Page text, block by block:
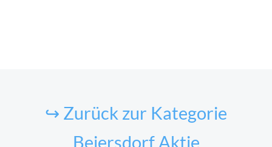
↪ Zurück zur Kategorie
Beiersdorf Aktie